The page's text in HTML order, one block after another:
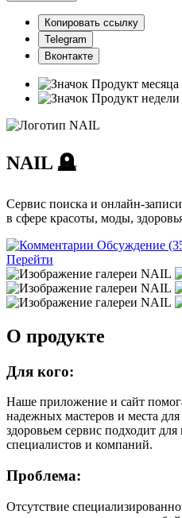
Копировать ссылку
Telegram
Вконтакте
NAIL 🪦
Сервис поиска и онлайн-
в сфере красоты, моды,
Обсуждение
Перейти
О продукте
Для кого:
Наше приложение и сайт
надежных мастеров и места
здоровьем сервис подходит
специалистов и компаний.
Проблема:
Отсутствие